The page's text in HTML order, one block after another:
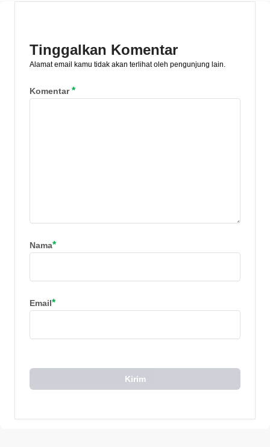
Tinggalkan Komentar
Alamat email kamu tidak akan terlihat oleh pengunjung lain.
Komentar*
Nama*
Email*
Kirim